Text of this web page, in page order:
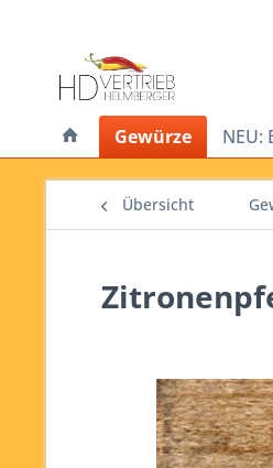
Gewürze NEU:
Übersicht